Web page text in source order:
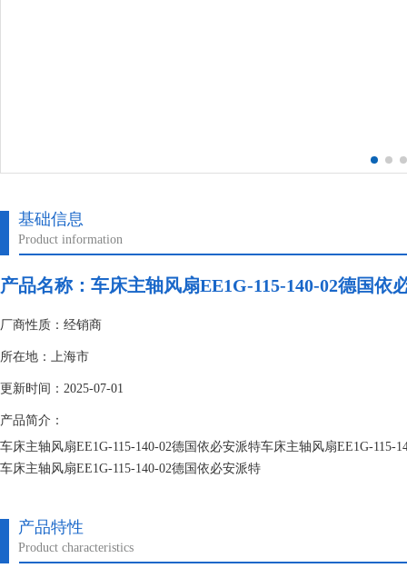
基础信息
Product information
产品名称：车床主轴风扇EE1G-115-140-02德国依
厂商性质：经销商
所在地：上海市
更新时间：2025-07-01
产品简介：
车床主轴风扇EE1G-115-140-02德国依必安派特车床主轴风扇EE1G-115-
车床主轴风扇EE1G-115-140-02德国依必安派特
产品特性
Product characteristics